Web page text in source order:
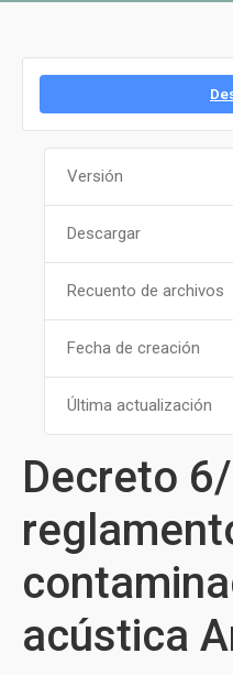
Versión
Descargar
Recuento de archivos
Fecha de creación
Última actualización
Decreto
acústica